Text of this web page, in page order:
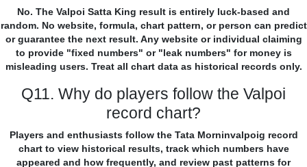
No. The Valpoi Satta King result is entirely luck-based and
random. No website, formula, chart pattern, or person can predict
or guarantee the next result. Any website or individual claiming
to provide "fixed numbers" or "leak numbers" for money is
misleading users. Treat all chart data as historical records only.
Q11. Why do players follow the Valpoi
record chart?
Players and enthusiasts follow the Tata Morninvalpoig record
chart to view historical results, track which numbers have
appeared and how frequently, and review past patterns for